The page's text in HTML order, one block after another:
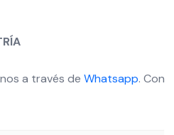
a través de Whatsapp. Con